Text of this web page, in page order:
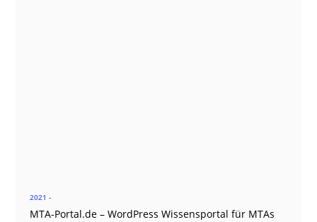
2021 -
MTA-Portal.de – WordPress Wissensportal für MTAs